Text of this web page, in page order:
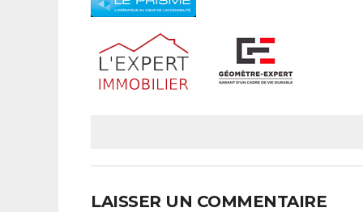
LAISSER UN COMMENTAIRE